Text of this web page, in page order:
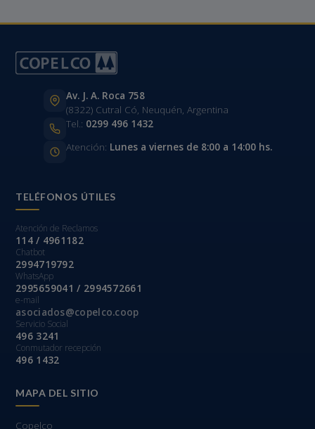
Av. J. A. Roca 758
(8322) Cutral Có, Neuquén, Argentina
Tel.: 0299 496 1432
Atención: Lunes a viernes de 8:00 a 14:00 hs.
TELÉFONOS ÚTILES
Atención de Reclamos
114 / 4961182
Chatbot
2994719792
WhatsApp
2995659041 / 2994572661
e-mail
asociados@copelco.coop
Servicio Social
496 3241
Conmutador recepción
496 1432
MAPA DEL SITIO
Copelco